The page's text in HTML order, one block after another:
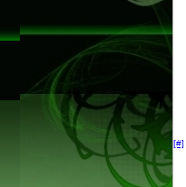
[#]